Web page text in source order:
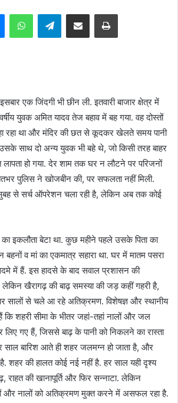
MessengerWhatsAppTelegramShare via Email Print
एक जिंदगी भी छीन ली. इतवारी बाजार क्षेत्र में
युवक अमित यादव तेज बहाव में बह गया. वह दोस्तों
रहा था और मंदिर की छत से कूदकर खेलते समय पानी
साथ दो अन्य युवक भी बहे थे, जो किसी तरह बाहर
हो गया. देर शाम तक घर न लौटने पर परिजनों
पुलिस ने खोजबीन की, पर सफलता नहीं मिली.
से सर्च ऑपरेशन चला रही है, लेकिन अब तक कोई
का इकलौता बेटा था. कुछ महीने पहले उसके पिता का
व मां का एकमात्र सहारा था. घर में मातम पसरा
में हैं. इस हादसे के बाद सवाल प्रशासन की
लेकिन खैरागढ़ की बाढ़ समस्या की जड़ कहीं गहरी है,
सालों से चले आ रहे अतिक्रमण. विशेषज्ञ और स्थानीय
कि शहरी सीमा के भीतर जहां-तहां नालों और जल
लिए गए हैं, जिससे बाढ़ के पानी को निकलने का रास्ता
साल बारिश आते ही शहर जलमग्न हो जाता है, और
है. शहर की हालत कोई नई नहीं है. हर साल यही दृश्य
राहत की खानापूर्ति और फिर सन्नाटा. लेकिन
नालों को अतिक्रमण मुक्त करने में असफल रहा है.